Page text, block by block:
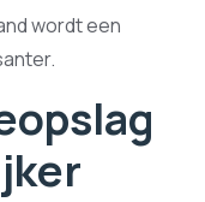
wordt een